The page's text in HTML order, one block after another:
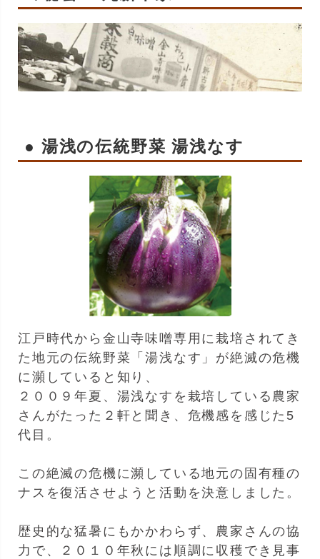
● 湯浅の伝統野菜 湯浅なす
江戸時代から金山寺味噌専用に栽培されてき
た地元の伝統野菜「湯浅なす」が絶滅の危機
に瀕していると知り、
２００９年夏、湯浅なすを栽培している農家
さんがたった２軒と聞き、危機感を感じた5
代目。
この絶滅の危機に瀕している地元の固有種の
ナスを復活させようと活動を決意しました。
歴史的な猛暑にもかかわらず、農家さんの協
力で、２０１０年秋には順調に収穫でき見事